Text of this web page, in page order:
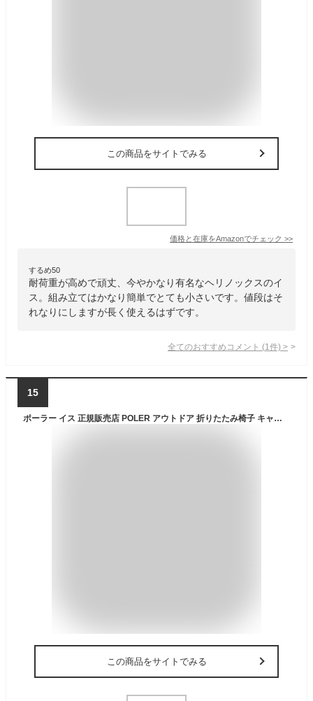
この商品をサイトでみる
価格と在庫をAmazonでチェック >>
するめ50
耐荷重が高めで頑丈、今やかなり有名なヘリノックスのイ
ス。組み立てはかなり簡単でとても小さいです。値段はそ
れなりにしますが長く使えるはずです。
全てのおすすめコメント (1 件) >
15
ポーラー イス 正規販売店 POLER アウトドア 折りたたみ椅子 キャンプ コンパクト STOWAWAY CHAIR CAMO214EQU9803-FCO
この商品をサイトでみる